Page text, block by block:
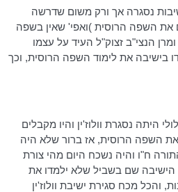
נסגרה אך ורק משום שדרשה
השפה הרוסית )ואפי' שאין בשפה
הנצי"ב זצוק"ל העיד על עצמו
בישיבה את לימוד השפה הרוסית, וכך
היתה נסגרת וולוז'ין והיו מקבלים
השפה הרוסית, אז ברור שלא היה
ח"ו והיה נשכח היום מהי צורת
הישיבה שם בשביל שלא ילמדו את
והכל מכח סגירת ישיבת וולוז'ין